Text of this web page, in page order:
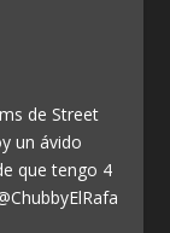
de Street
un ávido
que tengo 4